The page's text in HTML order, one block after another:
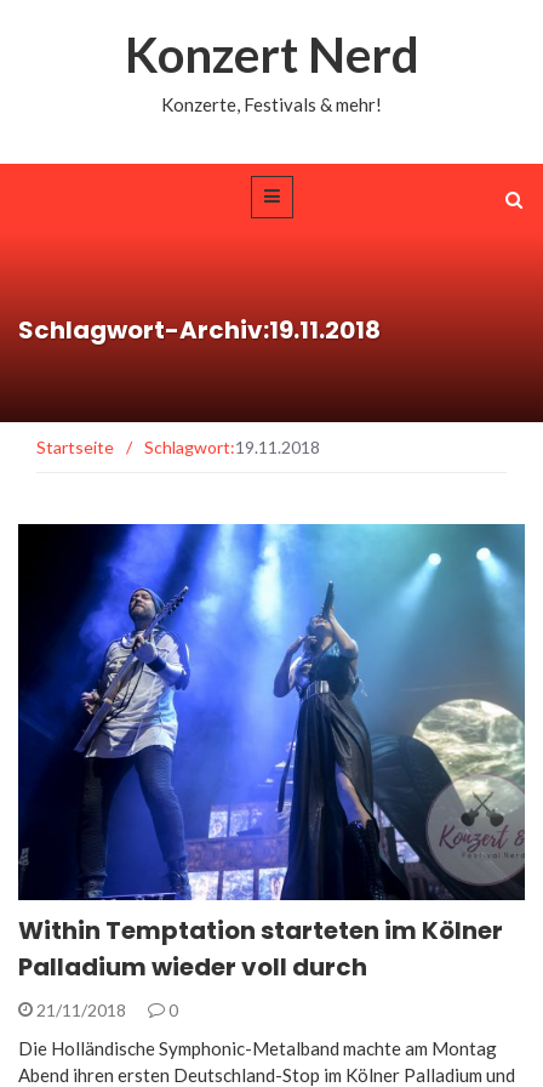
Konzert Nerd
Konzerte, Festivals & mehr!
Schlagwort-Archiv:19.11.2018
Startseite / Schlagwort:19.11.2018
Within Temptation starteten im Kölner
Palladium wieder voll durch
21/11/2018 0
Die Holländische Symphonic-Metalband machte am Montag
Abend ihren ersten Deutschland-Stop im Kölner Palladium und